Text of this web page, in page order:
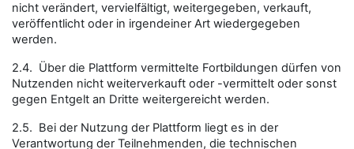
nicht verändert, vervielfältigt, weitergegeben, verkauft,
veröffentlicht oder in irgendeiner Art wiedergegeben
werden.
2.4. Über die Plattform vermittelte Fortbildungen dürfen von
Nutzenden nicht weiterverkauft oder -vermittelt oder sonst
gegen Entgelt an Dritte weitergereicht werden.
2.5. Bei der Nutzung der Plattform liegt es in der
Verantwortung der Teilnehmenden, die technischen